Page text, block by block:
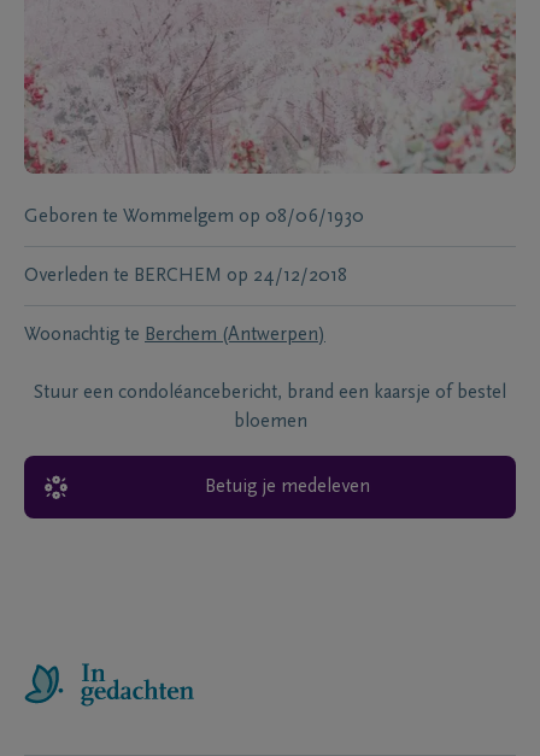
Geboren te Wommelgem op 08/06/1930
Overleden te BERCHEM op 24/12/2018
Woonachtig te Berchem (Antwerpen)
Stuur een condoléancebericht, brand een kaarsje of bestel
bloemen
Betuig je medeleven